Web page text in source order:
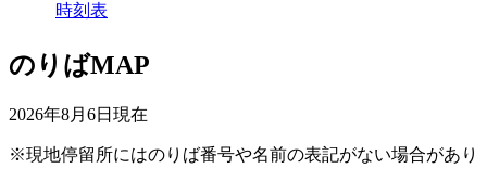
時刻表
のりばMAP
2026年8月6日 現在
※現地停留所にはのりば番号や名前の表記がない場合があり